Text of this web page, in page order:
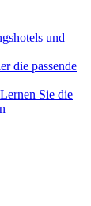
und
die passende
Lernen Sie die